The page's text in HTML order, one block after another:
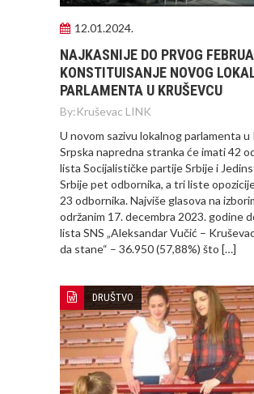
12.01.2024.
NAJKASNIJE DO PRVOG
KONSTITUISANJE NOVOG
PARLAMENTA U KRUŠEVCU
By:Kruševac LINK
U novom sazivu lokalnog parlamenta u
Srpska napredna stranka će imati 42
lista Socijalističke partije Srbije i
Srbije pet odbornika, a tri liste
23 odbornika. Najviše glasova na
održanim 17. decembra 2023. godine
lista SNS „Aleksandar Vučić –
da stane“ – 36.950 (57,88%) što […]
DRUŠTVO